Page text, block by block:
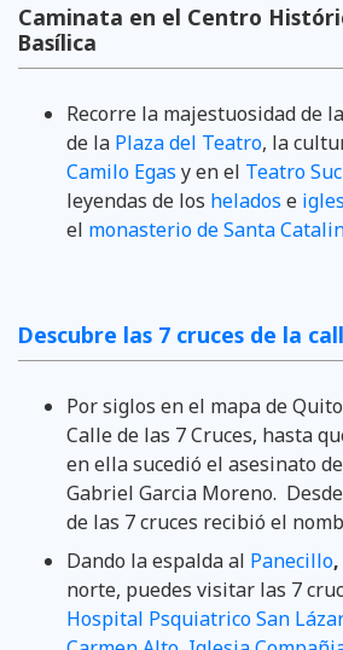
Caminata en el Centro
Basílica
Recorre la majestuosidad de la
de la Plaza del Teatro, la
Camilo Egas y en el Teatro
leyendas de los helados e
el monasterio de Santa
Descubre las 7 cruces de la
Por siglos en el mapa de
Calle de las 7 Cruces, hasta
en ella sucedió el asesinato
Gabriel Garcia Moreno.
de las 7 cruces recibió el
Dando la espalda al Panecillo,
norte, puedes visitar las 7
Hospital Psquiatrico San